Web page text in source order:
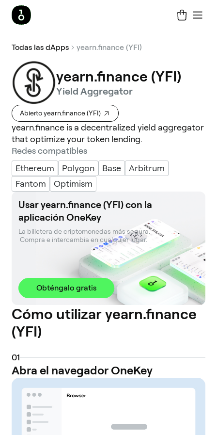
Todas las dApps yearn.finance (YFI)
yearn.finance (YFI)
Yield Aggregator
Abierto yearn.finance (YFI)
yearn.finance is a decentralized yield aggregator
that optimize your token lending.
Redes compatibles
Ethereum
Polygon Base
Arbitrum
Fantom
Optimism
Usar yearn.finance (YFI) con la
aplicación OneKey
La billetera de criptomonedas más segura.
Compra e intercambia en cualquier lugar.
Obténgalo gratis
Cómo utilizar yearn.finance
(YFI)
01
Abra el navegador OneKey